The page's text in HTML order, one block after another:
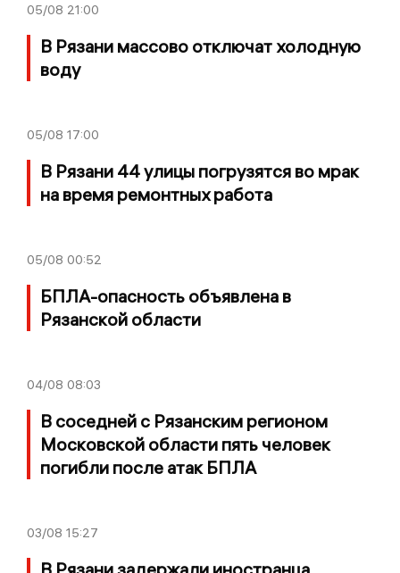
05/08 21:00
В Рязани массово отключат холодную
воду
05/08 17:00
В Рязани 44 улицы погрузятся во мрак
на время ремонтных работа
05/08 00:52
БПЛА-опасность объявлена в
Рязанской области
04/08 08:03
В соседней с Рязанским регионом
Московской области пять человек
погибли после атак БПЛА
03/08 15:27